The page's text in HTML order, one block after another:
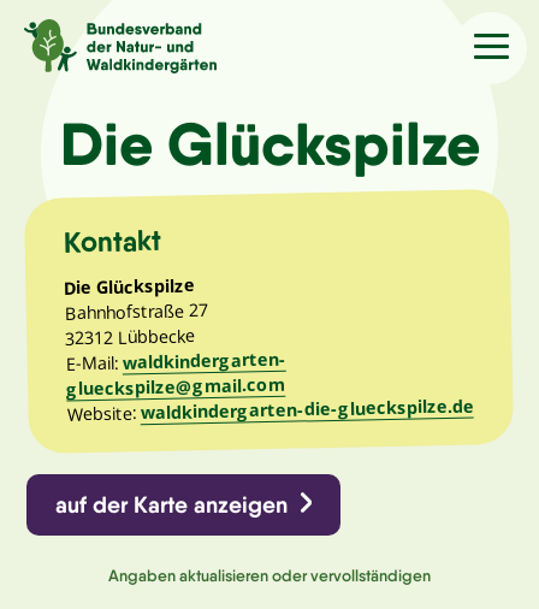
Sprache/Language
Aktuelles
Über uns
Kindergärten
Angebote
Kontakt
Die Glückspilze
Kontakt
Die Glückspilze
Bahnhofstraße 27
32312 Lübbecke
E-Mail:waldkindergarten-
glueckspilze@gmail.com
Website:waldkindergarten-die-glueckspilze.de
auf der Karte anzeigen
Angaben aktualisieren oder vervollständigen